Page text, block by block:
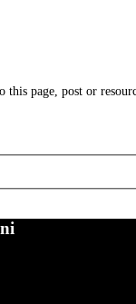
this page, post or